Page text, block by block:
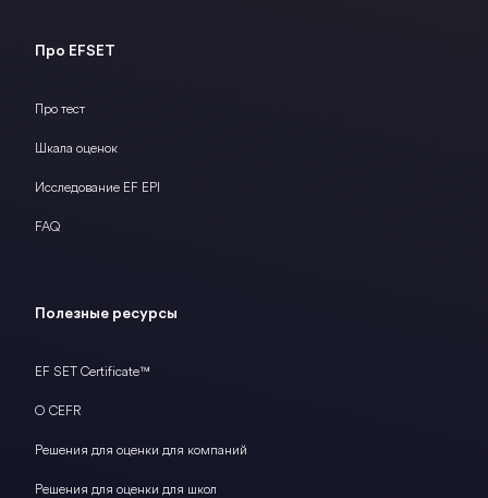
Про EFSET
Про тест
Шкала оценок
Исследование EF EPI
FAQ
Полезные ресурсы
EF SET Certificate™
О CEFR
Решения для оценки для компаний
Решения для оценки для школ